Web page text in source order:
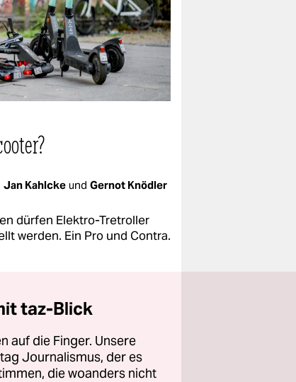
Jan Kahlcke und Gernot Knödler
dürfen Elektro-Tretroller
werden. Ein Pro und Contra.
taz-Blick
auf die Finger. Unsere
Journalismus, der es
die woanders nicht